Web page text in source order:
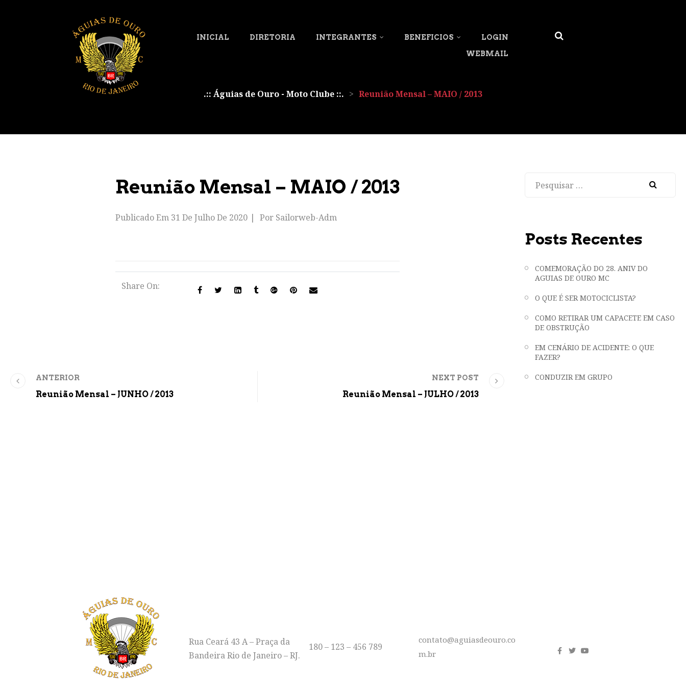
INICIAL DIRETORIA INTEGRANTES BENEFICIOS
LOGIN
WEBMAIL
.:: Águias de Ouro - Moto Clube ::. > Reunião Mensal – MAIO / 2013
Reunião Mensal – MAIO / 2013
Publicado Em 31 De Julho De 2020 Por Sailorweb-Adm
Share On:
ANTERIOR
Reunião Mensal – JUNHO / 2013
NEXT POST
Reunião Mensal – JULHO / 2013
Posts Recentes
COMEMORAÇÃO DO 28. ANIV DO
AGUIAS DE OURO MC
O QUE É SER MOTOCICLISTA?
COMO RETIRAR UM CAPACETE EM CASO
DE OBSTRUÇÃO
EM CENÁRIO DE ACIDENTE: O QUE
FAZER?
CONDUZIR EM GRUPO
Rua Ceará 43 A – Praça da
Bandeira Rio de Janeiro – RJ.
180 – 123 – 456 789
contato@aguiasdeouro.co
m.br